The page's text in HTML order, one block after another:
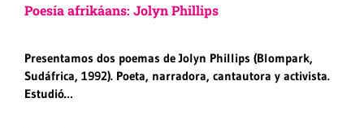
Poesía afrikáans: Jolyn Phillips
Presentamos dos poemas de Jolyn Phillips (Blompark,
Sudáfrica, 1992). Poeta, narradora, cantautora y activista.
Estudió…